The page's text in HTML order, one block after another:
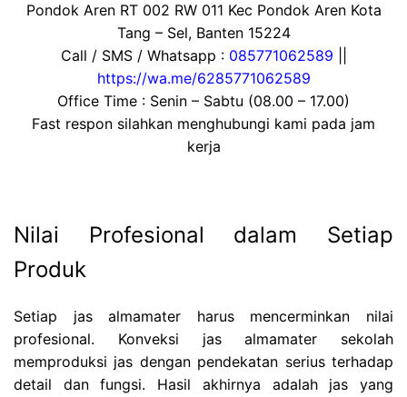
Pondok Aren RT 002 RW 011 Kec Pondok Aren Kota
Tang – Sel, Banten 15224
Call / SMS / Whatsapp : 085771062589
https://wa.me/6285771062589
Office Time : Senin – Sabtu (08.00 – 17.00)
Fast respon silahkan menghubungi kami pada jam
kerja
Nilai Profesional dalam Setiap
Produk
Setiap jas almamater harus mencerminkan nilai
profesional. Konveksi jas almamater sekolah
memproduksi jas dengan pendekatan serius terhadap
detail dan fungsi. Hasil akhirnya adalah jas yang